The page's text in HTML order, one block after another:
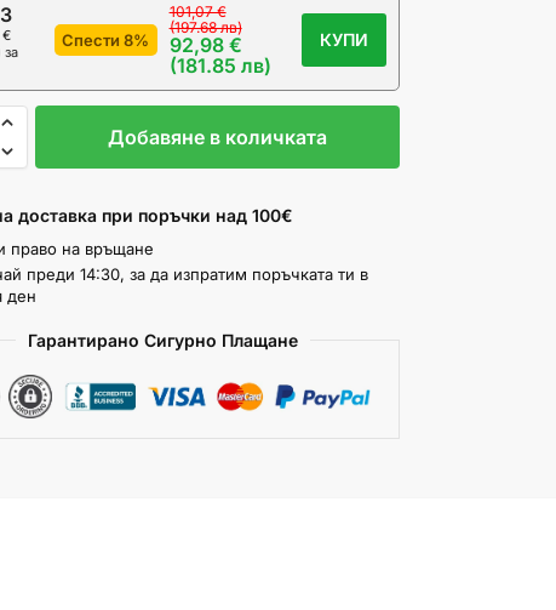
€
за
Спести 8%
101,07 €
(197.68 лв)
92,98 €
(181.85 лв)
КУПИ
Добавяне в количката
доставка при поръчки над 100€
право на връщане
преди 14:30, за да изпратим поръчката ти в
ден
Гарантирано Сигурно Плащане